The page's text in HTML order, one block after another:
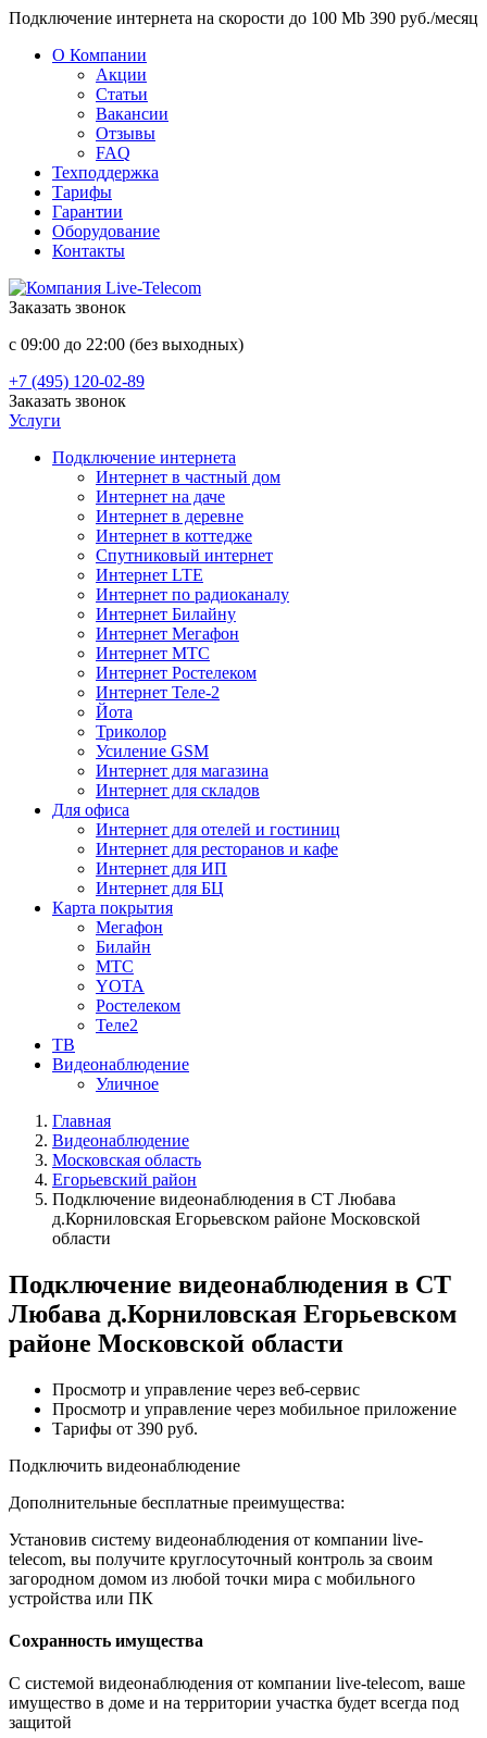
Подключение интернета на скорости до 100 Mb 390 руб./месяц
О Компании
Акции
Статьи
Вакансии
Отзывы
FAQ
Техподдержка
Тарифы
Гарантии
Оборудование
Контакты
Заказать звонок
с 09:00 до 22:00 (без выходных)
+7 (495) 120-02-89
Заказать звонок
Услуги
Подключение интернета
Интернет в частный дом
Интернет на даче
Интернет в деревне
Интернет в коттедже
Спутниковый интернет
Интернет LTE
Интернет по радиоканалу
Интернет Билайну
Интернет Мегафон
Интернет МТС
Интернет Ростелеком
Интернет Теле-2
Йота
Триколор
Усиление GSM
Интернет для магазина
Интернет для складов
Для офиса
Интернет для отелей и гостиниц
Интернет для ресторанов и кафе
Интернет для ИП
Интернет для БЦ
Карта покрытия
Мегафон
Билайн
МТС
YOTA
Ростелеком
Теле2
ТВ
Видеонаблюдение
Уличное
Главная
Видеонаблюдение
Московская область
Егорьевский район
Подключение видеонаблюдения в СТ Любава
д.Корниловская Егорьевском районе Московской
области
Подключение видеонаблюдения в СТ
Любава д.Корниловская Егорьевском
районе Московской области
Просмотр и управление через веб-сервис
Просмотр и управление через мобильное приложение
Тарифы от 390 руб.
Подключить видеонаблюдение
Дополнительные бесплатные преимущества:
Установив систему видеонаблюдения от компании live-
telecom, вы получите круглосуточный контроль за своим
загородном домом из любой точки мира с мобильного
устройства или ПК
Сохранность имущества
С системой видеонаблюдения от компании live-telecom, ваше
имущество в доме и на территории участка будет всегда под
защитой